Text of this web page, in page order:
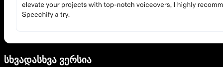
სხვადასხვა ვერსია